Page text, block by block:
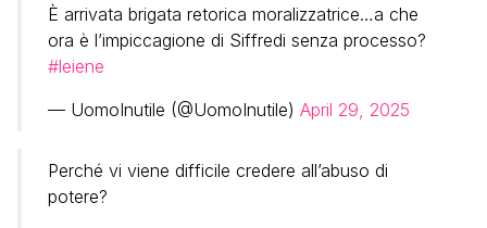
È arrivata brigata retorica moralizzatrice…a che
ora è l’impiccagione di Siffredi senza processo?
#leiene
— UomoInutile (@UomoInutile) April 29, 2025
Perché vi viene difficile credere all’abuso di
potere?